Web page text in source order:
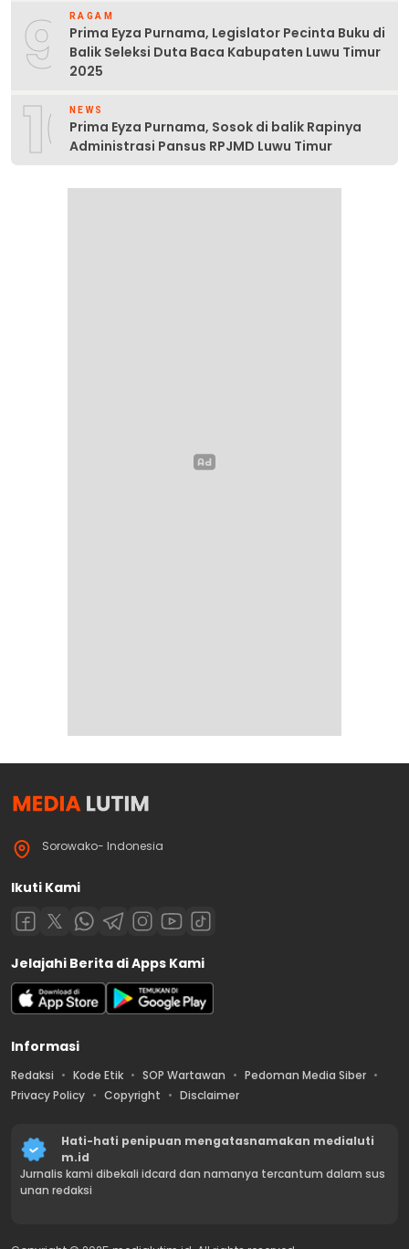
9 RAGAM
Prima Eyza Purnama, Legislator Pecinta Buku di
Balik Seleksi Duta Baca Kabupaten Luwu Timur
2025
10NEWS
Prima Eyza Purnama, Sosok di balik Rapinya
Administrasi Pansus RPJMD Luwu Timur
Sorowako- Indonesia
Ikuti Kami
Jelajahi Berita di Apps Kami
Informasi
Redaksi Kode Etik SOP Wartawan
Pedoman Media Siber
Privacy Policy
Copyright Disclaimer
Hati-hati penipuan mengatasnamakan medialuti
m.id
Jurnalis kami dibekali idcard dan namanya tercantum dalam sus
unan redaksi